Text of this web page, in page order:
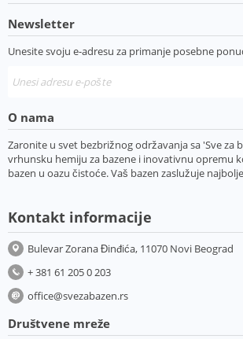
Newsletter
Unesite svoju e-adresu za primanje posebne
O nama
Zaronite u svet bezbrižnog održavanja sa 'Sve za
vrhunsku hemiju za bazene i inovativnu opremu
bazen u oazu čistoće. Vaš bazen zaslužuje
Kontakt informacije
Bulevar Zorana Đinđića, 11070 Novi Beograd
+ 381 61 205 0 203
office@svezabazen.rs
Društvene mreže